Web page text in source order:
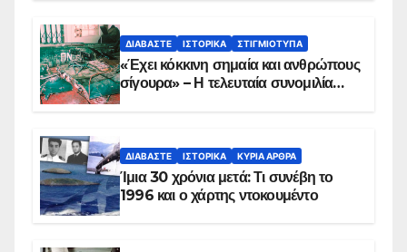
ΔΙΑΒΆΣΤΕ ΙΣΤΟΡΙΚΆ ΣΤΙΓΜΙΌΤΥΠΑ
«Έχει κόκκινη σημαία και ανθρώπους
σίγουρα» – Η τελευταία συνομιλία
ΔΙΑΒΆΣΤΕ ΙΣΤΟΡΙΚΆ ΚΥΡΙΑ ΑΡΘΡΑ
Ίμια 30 χρόνια μετά: Τι συνέβη το
1996 και ο χάρτης ντοκουμέντο